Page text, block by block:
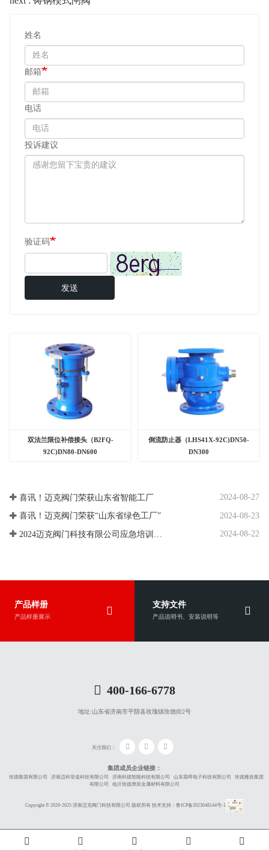
姓名
邮箱
电话
投诉建议
验证码
发送
双法兰限位补偿接头（B2FQ-
92C)DN80-DN600
倒流防止器（LHS41X-92C)DN50-
DN300
喜讯！迈克阀门荣获山东省智能工厂 2024-08-27
喜讯！迈克阀门荣获“山东省绿色工厂” 2024-08-23
2024迈克阀门科技有限公司应急培训、应急演练 2024-08-22
产品样册
产品样册展示
支持文件
产品说明书、安装说明等
400-166-6778
地址:山东省济南市平阴县玫瑰镇玫德街2号
关注我们：
集团成员企业链接：
玫德集团有限公司 济南迈科管道科技有限公司 济南科德智能科技有限公司 山东晨晖电子科技有限公司
玫德雅昌集团
有限公司
临沂玫德庚辰金属材料有限公司
Copyright © 2020-2025 济南迈克阀门科技有限公司 版权所有 技术支持： 鲁ICP备2023048144号-1